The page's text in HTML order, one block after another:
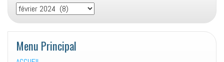
Archives
Menu Principal